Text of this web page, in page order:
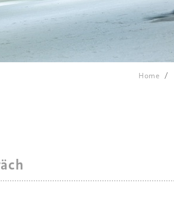
Home